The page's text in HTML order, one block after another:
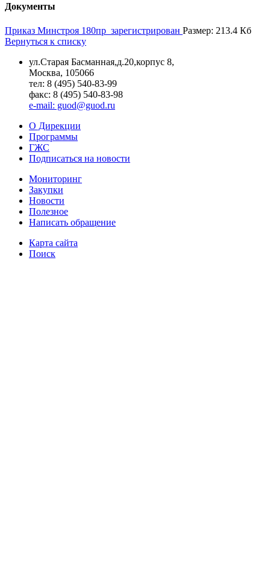
Документы
Приказ Минстроя 180пр_зарегистрирован Размер: 213.4 Кб
Вернуться к списку
ул.Старая Басманная,д.20,корпус 8,
Москва, 105066
тел: 8 (495) 540-83-99
факс: 8 (495) 540-83-98
e-mail: guod@guod.ru
О Дирекции
Программы
ГЖС
Подписаться на новости
Мониторинг
Закупки
Новости
Полезное
Написать обращение
Карта сайта
Поиск